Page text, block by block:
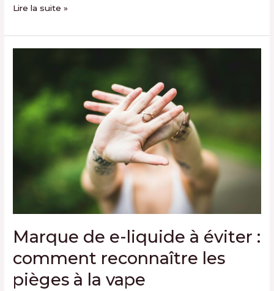
Lire la suite »
Marque de e-liquide à éviter :
comment reconnaître les
pièges à la vape
liquide
la
vape